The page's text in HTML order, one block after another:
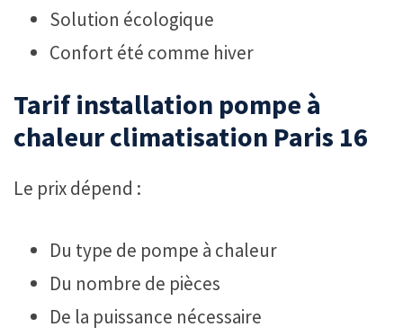
Solution écologique
Confort été comme hiver
Tarif installation pompe à
chaleur climatisation Paris 16
Le prix dépend :
Du type de pompe à chaleur
Du nombre de pièces
De la puissance nécessaire